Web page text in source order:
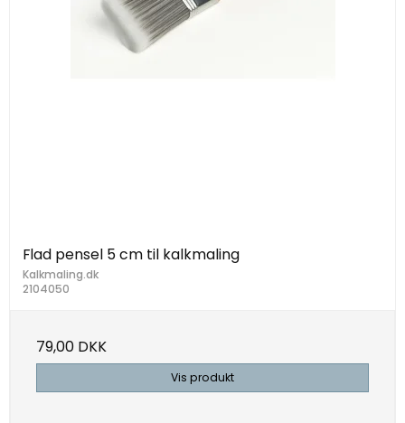
Flad pensel 5 cm til kalkmaling
Kalkmaling.dk
2104050
79,00 DKK
Vis produkt